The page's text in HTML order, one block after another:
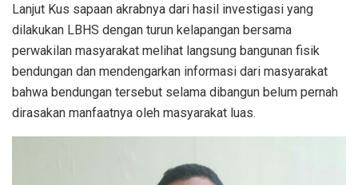
Lanjut Kus sapaan akrabnya dari hasil investigasi yang
dilakukan LBHS dengan turun kelapangan bersama
perwakilan masyarakat melihat langsung bangunan fisik
bendungan dan mendengarkan informasi dari masyarakat
bahwa bendungan tersebut selama dibangun belum pernah
dirasakan manfaatnya oleh masyarakat luas.